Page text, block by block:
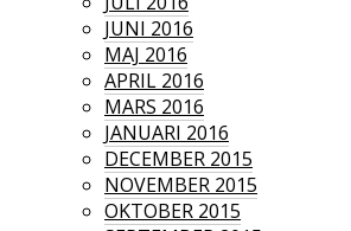
JUNI 2016
MAJ 2016
APRIL 2016
MARS 2016
JANUARI 2016
DECEMBER 2015
NOVEMBER 2015
OKTOBER 2015